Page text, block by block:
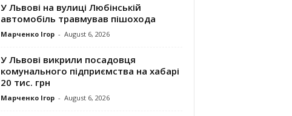
У Львові на вулиці Любінській
автомобіль травмував пішохода
Марченко Ігор - August 6, 2026
У Львові викрили посадовця
комунального підприємства на хабарі
20 тис. грн
Марченко Ігор - August 6, 2026